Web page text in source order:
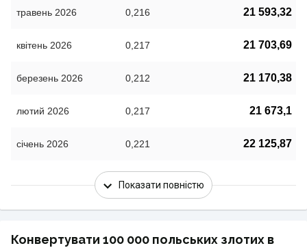
травень 2026 0,216 21 593,32
квітень 2026 0,217 21 703,69
березень 2026 0,212 21 170,38
лютий 2026 0,217 21 673,1
січень 2026 0,221 22 125,87
Показати повністю
Конвертувати 100 000 польських злотих в